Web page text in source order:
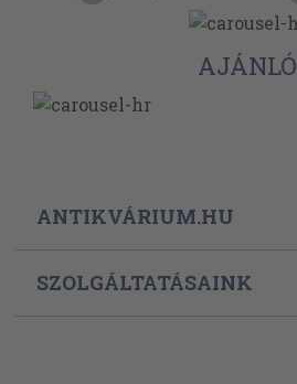
AJÁNLÓ
ANTIKVÁRIUM.HU
SZOLGÁLTATÁSAINK